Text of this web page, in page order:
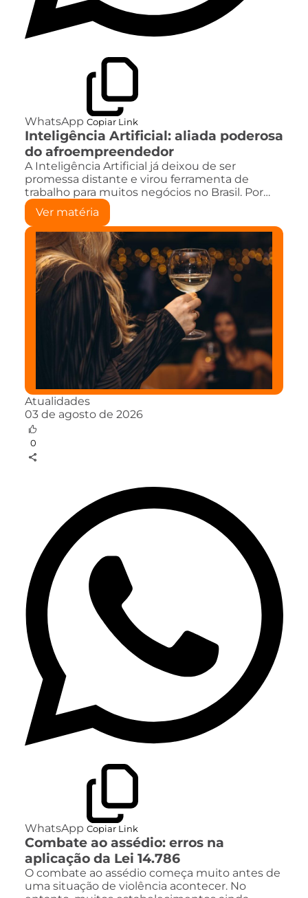
WhatsApp Copiar Link
Inteligência Artificial: aliada poderosa
do afroempreendedor
A Inteligência Artificial já deixou de ser
promessa distante e virou ferramenta de
trabalho para muitos negócios no Brasil. Por…
Ver matéria
Atualidades
03 de agosto de 2026
0
WhatsApp Copiar Link
Combate ao assédio: erros na
aplicação da Lei 14.786
O combate ao assédio começa muito antes de
uma situação de violência acontecer. No